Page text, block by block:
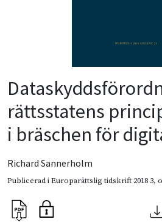
rättsstatens
i bräschen för
Richard Sannerholm
Publicerad iEuroparättslig tidskrift 2018 3,